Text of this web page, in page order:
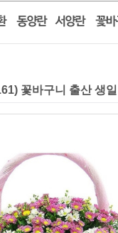
꽃바구니 출산 생